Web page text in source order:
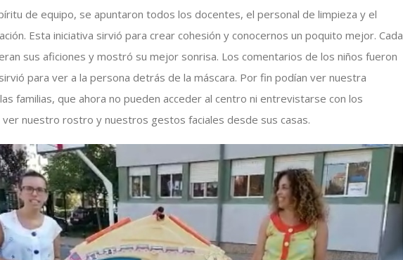
de equipo, se apuntaron todos los docentes, el personal de limpieza y el
Esta iniciativa sirvió para crear cohesión y conocernos un poquito mejor. Cada
sus aficiones y mostró su mejor sonrisa. Los comentarios de los niños fueron
para ver a la persona detrás de la máscara. Por fin podían ver nuestra
familias, que ahora no pueden acceder al centro ni entrevistarse con los
nuestro rostro y nuestros gestos faciales desde sus casas.